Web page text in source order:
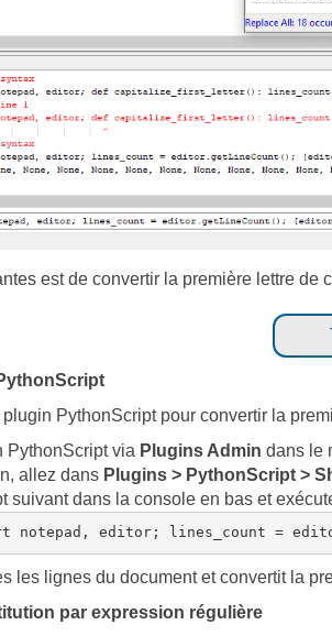
est de convertir la première lettre
PythonScript pour convertir la
PythonScript via Plugins Admin dans le
allez dans Plugins > PythonScript >
suivant dans la console en bas et
les lignes du document et convertit la
par expression régulière